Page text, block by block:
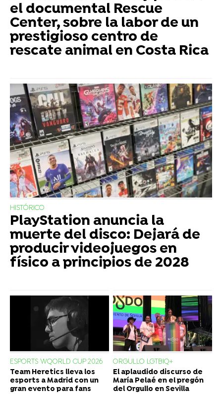
el documental Rescue
Center, sobre la labor de un
prestigioso centro de
rescate animal en Costa Rica
HISTÓRICO
PlayStation anuncia la
muerte del disco: Dejará de
producir videojuegos en
físico a principios de 2028
ESPORTS WQORLD CUP 2026
Team Heretics lleva los
esports a Madrid con un
gran evento para fans
ORGULLO LGTBIQ+
El aplaudido discurso de
María Pelaé en el pregón
del Orgullo en Sevilla